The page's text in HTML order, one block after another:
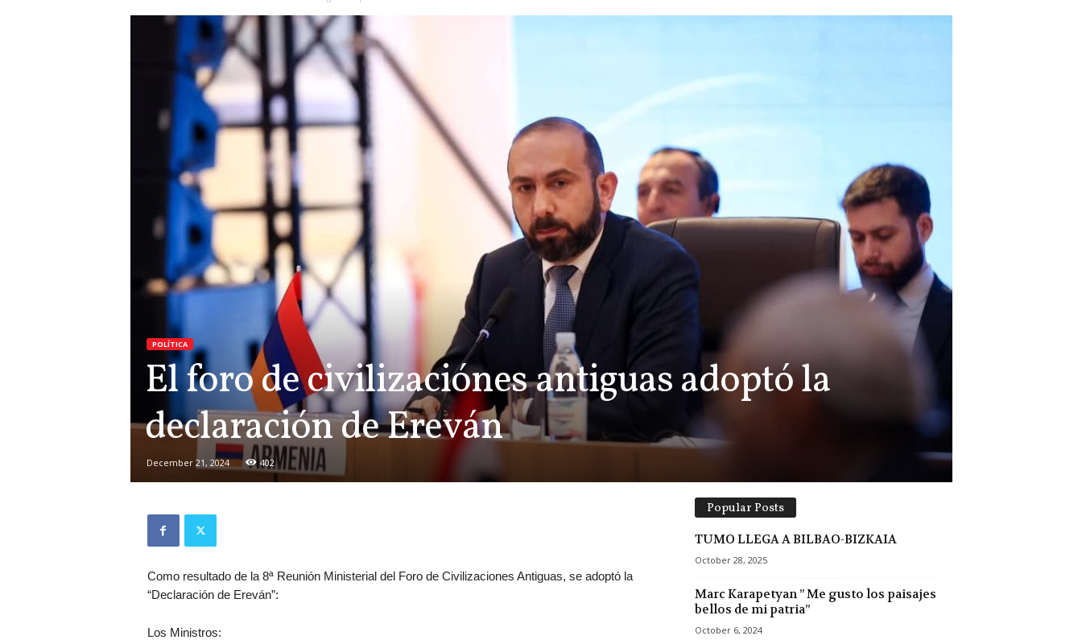
POLÍTICA
El foro de civilizaciónes antiguas adoptó la
declaración de Ereván
December 21, 2024 402
Como resultado de la 8ª Reunión Ministerial del Foro de Civilizaciones Antiguas, se adoptó la
“Declaración de Ereván”:
Los Ministros:
Popular Posts
TUMO LLEGA A BILBAO-BIZKAIA
October 28, 2025
Marc Karapetyan ” Me gusto los paisajes
bellos de mi patria”
October 6, 2024